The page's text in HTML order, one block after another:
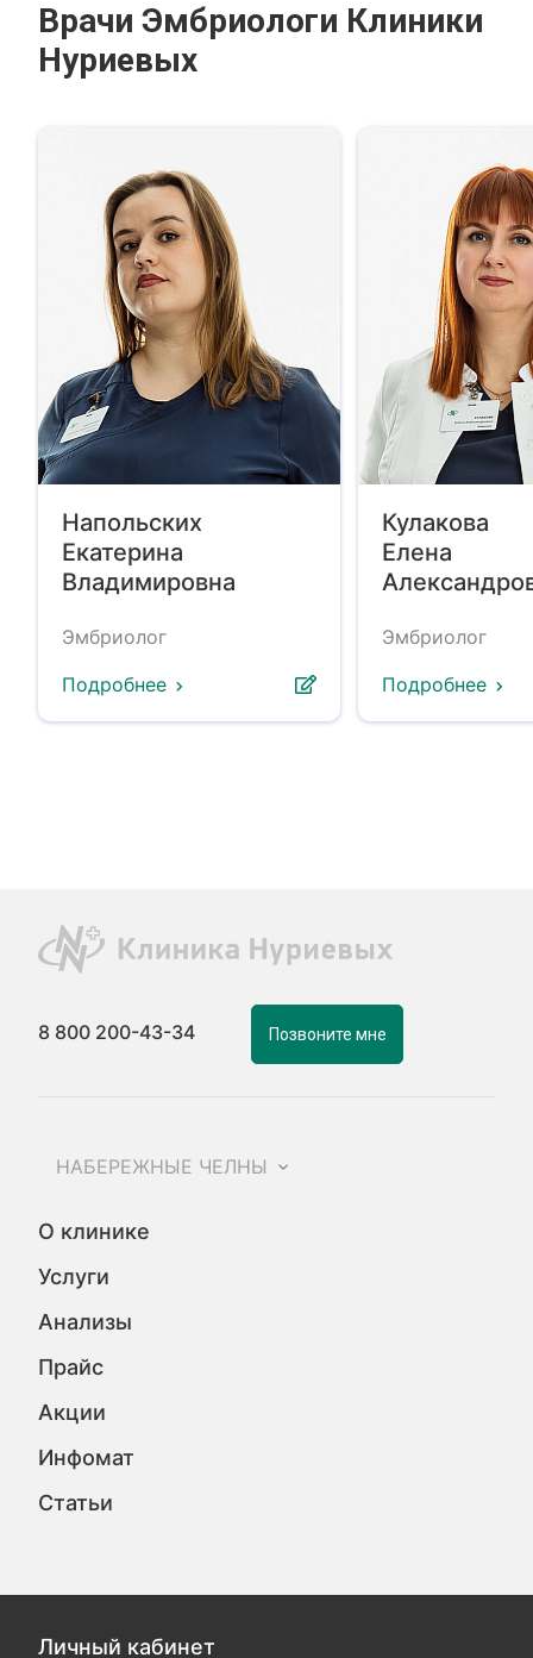
Врачи Эмбриологи Клиники
Нуриевых
Напольских
Екатерина
Владимировна
Эмбриолог
Подробнее
Кулакова
Елена
Эмбриолог
Подробнее
8 800 200-43-34 Позвоните мне
НАБЕРЕЖНЫЕ ЧЕЛНЫ
О клинике
Услуги
Анализы
Прайс
Акции
Инфомат
Статьи
Личный кабинет